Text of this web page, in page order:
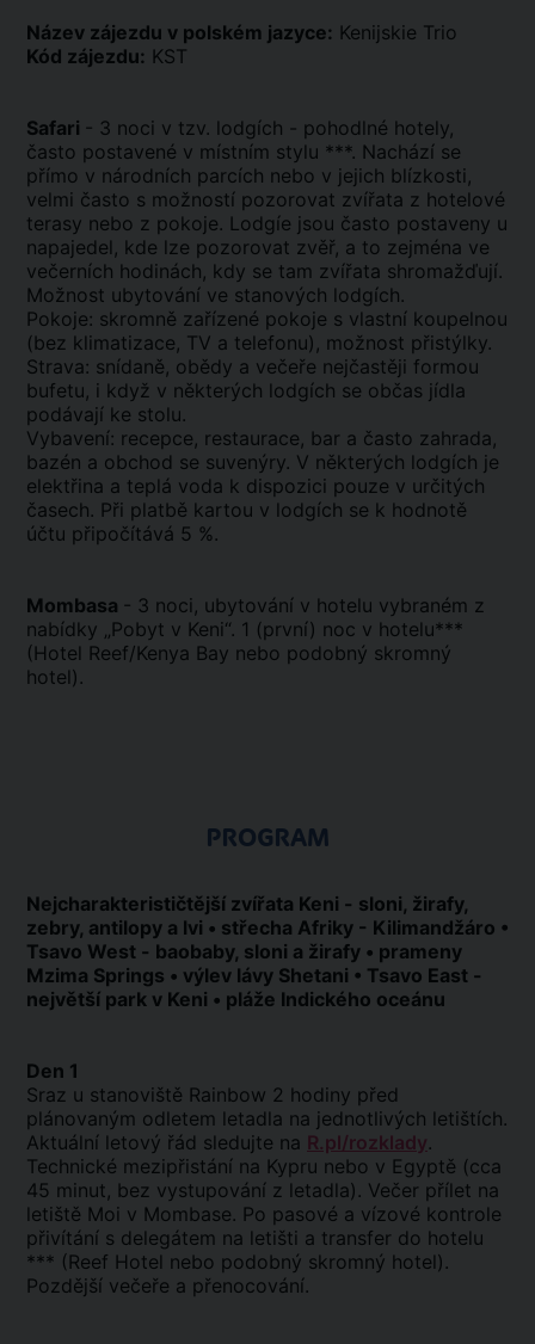
Název zájezdu v polském jazyce: Kenijskie Trio
Kód zájezdu: KST
Safari - 3 noci v tzv. lodgích - pohodlné hotely,
často postavené v místním stylu ***. Nachází se
přímo v národních parcích nebo v jejich blízkosti,
velmi často s možností pozorovat zvířata z hotelové
terasy nebo z pokoje. Lodgíe jsou často postaveny u
napajedel, kde lze pozorovat zvěř, a to zejména ve
večerních hodinách, kdy se tam zvířata shromažďují.
Možnost ubytování ve stanových lodgích.
Pokoje: skromně zařízené pokoje s vlastní koupelnou
(bez klimatizace, TV a telefonu), možnost přistýlky.
Strava: snídaně, obědy a večeře nejčastěji formou
bufetu, i když v některých lodgích se občas jídla
podávají ke stolu.
Vybavení: recepce, restaurace, bar a často zahrada,
bazén a obchod se suvenýry. V některých lodgích je
elektřina a teplá voda k dispozici pouze v určitých
časech. Při platbě kartou v lodgích se k hodnotě
účtu připočítává 5 %.
Mombasa - 3 noci, ubytování v hotelu vybraném z
nabídky „Pobyt v Keni“. 1 (první) noc v hotelu***
(Hotel Reef/Kenya Bay nebo podobný skromný
hotel).
PROGRAM
Nejcharakterističtější zvířata Keni - sloni, žirafy,
zebry, antilopy a lvi • střecha Afriky - Kilimandžáro •
Tsavo West - baobaby, sloni a žirafy • prameny
Mzima Springs • výlev lávy Shetani • Tsavo East -
největší park v Keni • pláže Indického oceánu
Den 1
Sraz u stanoviště Rainbow 2 hodiny před
plánovaným odletem letadla na jednotlivých letištích.
Aktuální letový řád sledujte na R.pl/rozklady.
Technické mezipřistání na Kypru nebo v Egyptě (cca
45 minut, bez vystupování z letadla). Večer přílet na
letiště Moi v Mombase. Po pasové a vízové kontrole
přivítání s delegátem na letišti a transfer do hotelu
*** (Reef Hotel nebo podobný skromný hotel).
Pozdější večeře a přenocování.